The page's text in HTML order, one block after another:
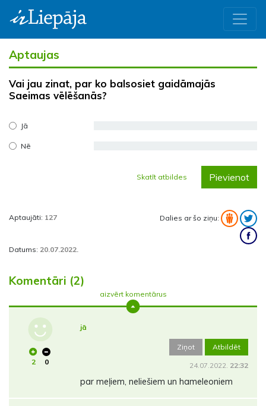
Aptaujas
Vai jau zinat, par ko balsosiet gaidāmajās
Saeimas vēlēšanās?
Jā
Nē
Skatīt atbildes Pievienot
Aptaujāti: 127 Dalies ar šo ziņu:
Datums: 20.07.2022.
Komentāri (2)
aizvērt komentārus
2 0
jā
Ziņot Atbildēt
24.07.2022. 22:32
par meļiem, neliešiem un hameleoniem